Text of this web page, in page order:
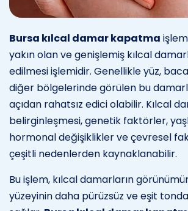
Bursa kılcal damar kapatma
yakın olan ve genişlemiş kılcal
edilmesi işlemidir. Genellikle yüz,
diğer bölgelerinde görülen bu
açıdan rahatsız edici olabilir. Kılcal
belirginleşmesi, genetik faktörler,
hormonal değişiklikler ve çevresel
çeşitli nedenlerden kaynaklanabilir.
Bu işlem, kılcal damarların
yüzeyinin daha pürüzsüz ve eşit